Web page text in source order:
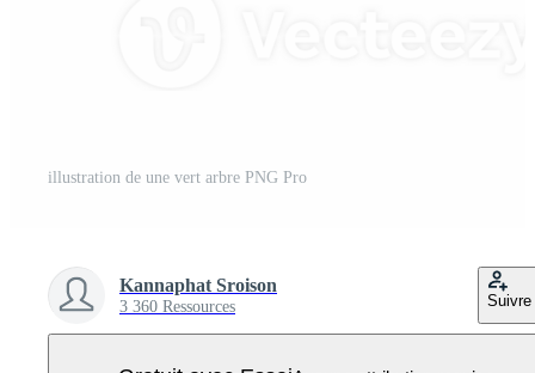
illustration de une vert arbre PNG Pro
Kannaphat Sroison
3 360 Ressources Suivre